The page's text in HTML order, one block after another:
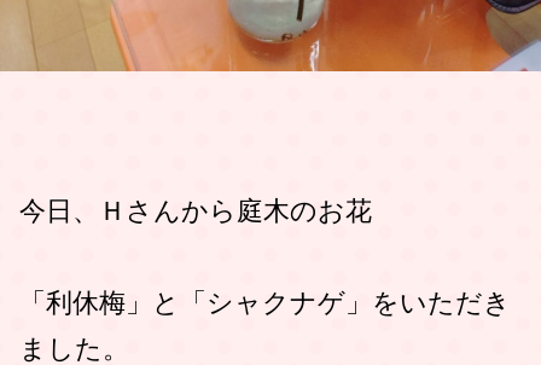
今日、Ｈさんから庭木のお花
「利休梅」と「シャクナゲ」をいただき
ました。